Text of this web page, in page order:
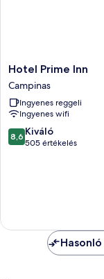
Hotel
Prime
Inn
Campinas
Hotel Prime Inn
Campinas
Ingyenes reggeli
Ingyenes wifi
8.6
ennyiből:
8,6 Kiváló
505 értékelés